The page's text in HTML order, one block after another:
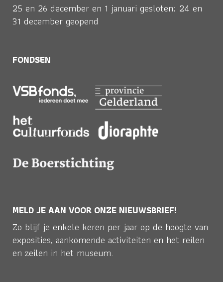
25 en 26 december en 1 januari gesloten; 24 en
31 december geopend
FONDSEN
MELD JE AAN VOOR ONZE NIEUWSBRIEF!
Zo blijf je enkele keren per jaar op de hoogte van
exposities, aankomende activiteiten en het reilen
en zeilen in het museum.